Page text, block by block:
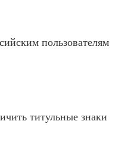
пользователям
титульные знаки